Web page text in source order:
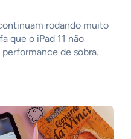
rodando muito
que o iPad 11 não
de sobra.